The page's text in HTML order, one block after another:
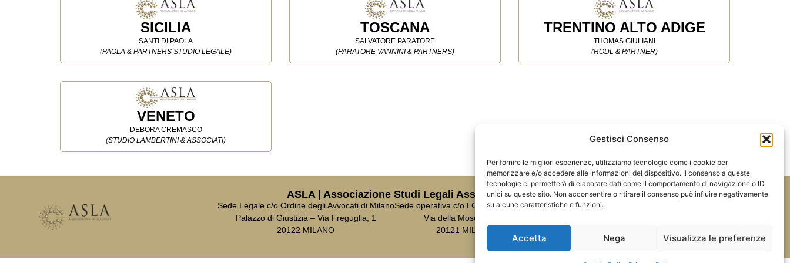
Gestisci Consenso
Per fornire le migliori esperienze, utilizziamo tecnologie come i cookie per
memorizzare e/o accedere alle informazioni del dispositivo. Il consenso a queste
tecnologie ci permetterà di elaborare dati come il comportamento di navigazione o ID
unici su questo sito. Non acconsentire o ritirare il consenso può influire negativamente
su alcune caratteristiche e funzioni.
Accetta Nega Visualizza le preferenze
SICILIA
SANTI DI PAOLA
(PAOLA & PARTNERS STUDIO LEGALE)
TOSCANA
SALVATORE PARATORE
(PARATORE VANNINI & PARTNERS)
TRENTINO ALTO ADIGE
THOMAS GIULIANI
(RÖDL & PARTNER)
VENETO
DEBORA CREMASCO
(STUDIO LAMBERTINI & ASSOCIATI)
ASLA | Associazione Studi Legali Associati
Sede Legale c/o Ordine degli Avvocati di Milano
Palazzo di Giustizia – Via Freguglia, 1
20122 MILANO
Sede operativa c/o LCA Studio Legale
Via della Moscova, 18
20121 MILANO
Tel: 348.7530626